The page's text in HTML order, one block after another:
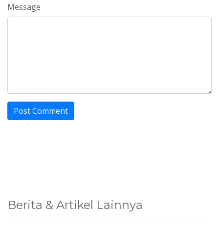
Message
Berita & Artikel Lainnya